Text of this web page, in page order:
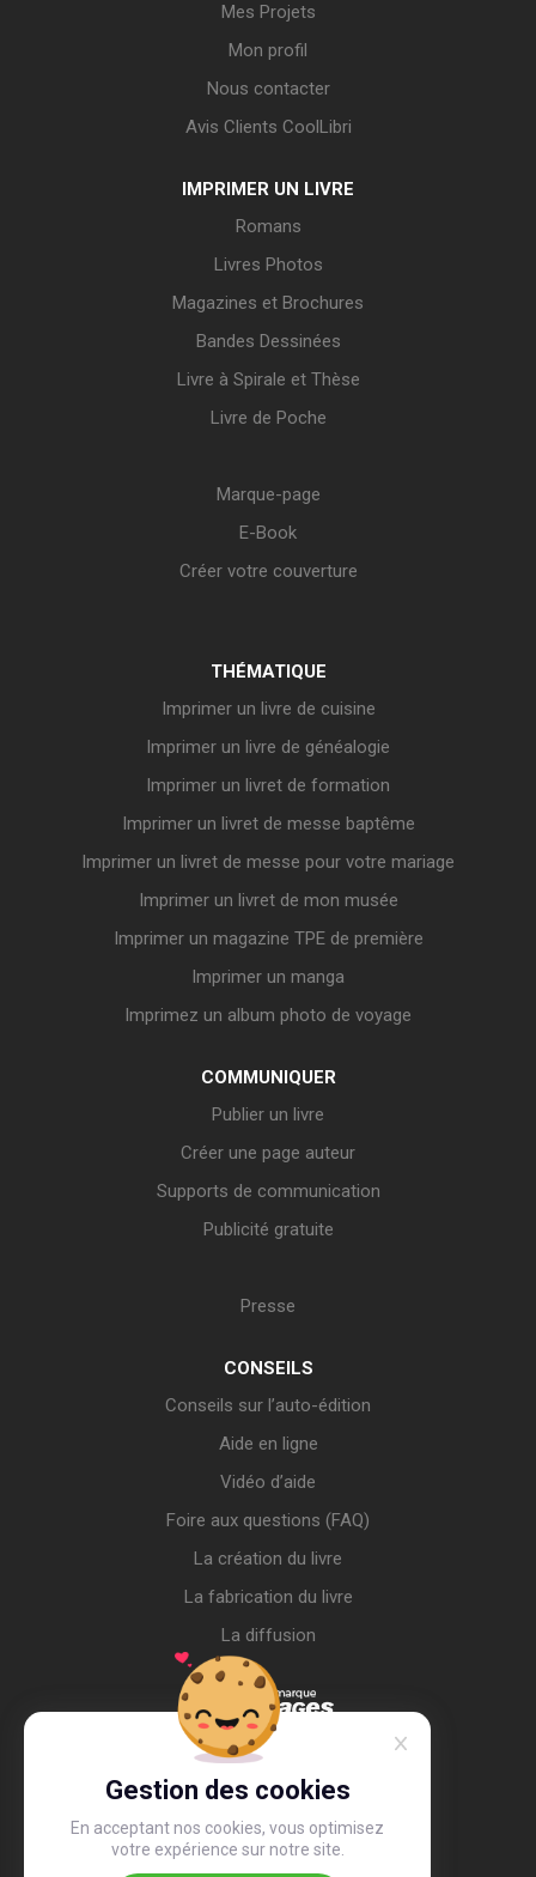
Gestion des cookies
En acceptant nos cookies, vous optimisez
votre expérience sur notre site.
Mes Projets
Mon profil
Nous contacter
Avis Clients CoolLibri
IMPRIMER UN LIVRE
Romans
Livres Photos
Magazines et Brochures
Bandes Dessinées
Livre à Spirale et Thèse
Livre de Poche
Marque-page
E-Book
Créer votre couverture
THÉMATIQUE
Imprimer un livre de cuisine
Imprimer un livre de généalogie
Imprimer un livret de formation
Imprimer un livret de messe baptême
Imprimer un livret de messe pour votre mariage
Imprimer un livret de mon musée
Imprimer un magazine TPE de première
Imprimer un manga
Imprimez un album photo de voyage
COMMUNIQUER
Publier un livre
Créer une page auteur
Supports de communication
Publicité gratuite
Presse
CONSEILS
Conseils sur l’auto-édition
Aide en ligne
Vidéo d’aide
Foire aux questions (FAQ)
La création du livre
La fabrication du livre
La diffusion